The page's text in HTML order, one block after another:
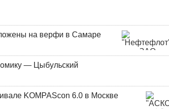
на верфи в Самаре
— Цыбульский
KOMPAScon 6.0 в Москве